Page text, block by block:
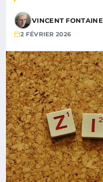
VINCENT FONTAINE
2 FÉVRIER 2026